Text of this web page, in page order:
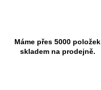
Máme přes 5000 položek
skladem na prodejně.